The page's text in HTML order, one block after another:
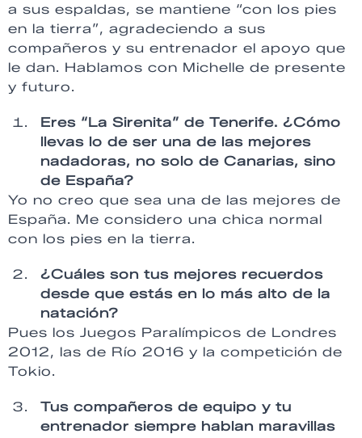
a sus espaldas, se mantiene “con los pies
en la tierra”, agradeciendo a sus
compañeros y su entrenador el apoyo que
le dan. Hablamos con Michelle de presente
y futuro.
Eres “La Sirenita” de Tenerife. ¿Cómo
llevas lo de ser una de las mejores
nadadoras, no solo de Canarias, sino
de España?
Yo no creo que sea una de las mejores de
España. Me considero una chica normal
con los pies en la tierra.
¿Cuáles son tus mejores recuerdos
desde que estás en lo más alto de la
natación?
Pues los Juegos Paralímpicos de Londres
2012, las de Río 2016 y la competición de
Tokio.
Tus compañeros de equipo y tu
entrenador siempre hablan maravillas